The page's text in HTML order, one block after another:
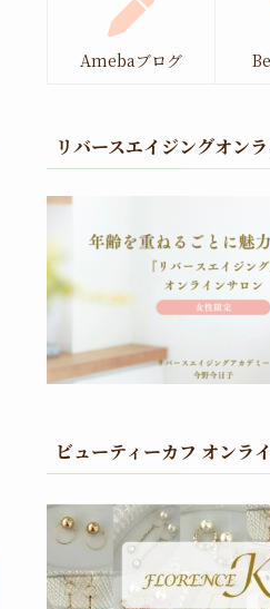
Amebaブログ
リバースエイジングオン
ビューティーカフ オンラ